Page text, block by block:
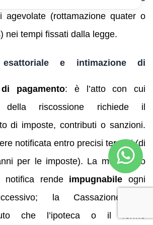
agevolate (rottamazione quater o
nei tempi fissati dalla legge.
e intimazione di
pagamento: è l’atto con cui
della riscossione richiede il
di imposte, contributi o sanzioni.
notificata entro precisi termini (di
per le imposte). La mancata o
notifica rende impugnabile ogni
la Cassazione ha
che l’ipoteca o il fermo